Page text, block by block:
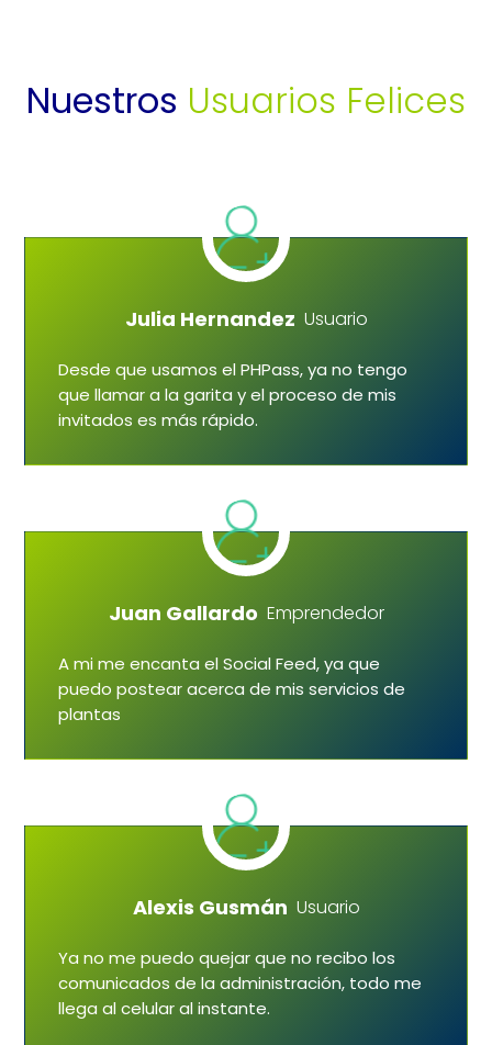
Nuestros Usuarios Felices
Julia Hernandez Usuario
Desde que usamos el PHPass, ya no tengo
que llamar a la garita y el proceso de mis
invitados es más rápido.
Juan Gallardo Emprendedor
A mi me encanta el Social Feed, ya que
puedo postear acerca de mis servicios de
plantas
Alexis Gusmán Usuario
Ya no me puedo quejar que no recibo los
comunicados de la administración, todo me
llega al celular al instante.